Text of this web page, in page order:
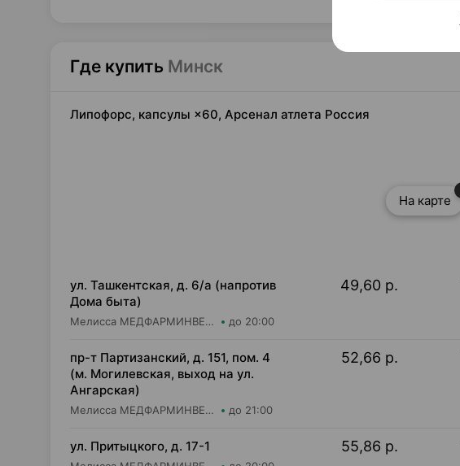
Где купить Минск
Липофорс, капсулы ×60, Арсенал атлета Россия
На карте
ул. Ташкентская, д. 6/а (напротив
Дома быта)
Мелисса МЕДФАРМИНВЕСТ УП Аптека №2 до 20:00
49,60 р.
пр-т Партизанский, д. 151, пом. 4
(м. Могилевская, выход на ул.
Ангарская)
Мелисса МЕДФАРМИНВЕСТ УП Аптека №1 до 21:00
52,66 р.
ул. Притыцкого, д. 17-1 55,86 р.